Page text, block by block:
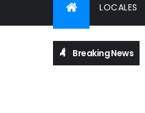
LOCALES
Breaking News